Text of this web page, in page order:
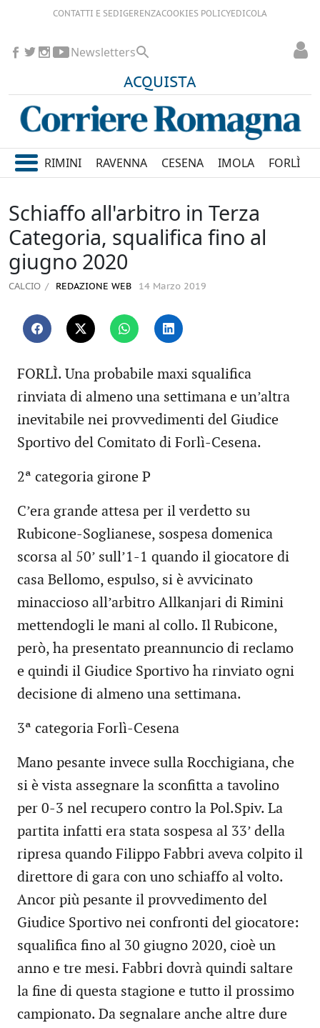
CONTATTI E SEDIGERENZACOOKIES POLICYEDICOLA
ACQUISTA
Newsletters
RIMINI RAVENNA CESENA IMOLA FORLÌ
Schiaffo all'arbitro in Terza
Categoria, squalifica fino al
giugno 2020
CALCIO REDAZIONE WEB 14 Marzo 2019
FORLÌ. Una probabile maxi squalifica
rinviata di almeno una settimana e un’altra
inevitabile nei provvedimenti del Giudice
Sportivo del Comitato di Forlì-Cesena.
2ª categoria girone P
C’era grande attesa per il verdetto su
Rubicone-Soglianese, sospesa domenica
scorsa al 50’ sull’1-1 quando il giocatore di
casa Bellomo, espulso, si è avvicinato
minaccioso all’arbitro Allkanjari di Rimini
mettendogli le mani al collo. Il Rubicone,
però, ha presentato preannuncio di reclamo
e quindi il Giudice Sportivo ha rinviato ogni
decisione di almeno una settimana.
3ª categoria Forlì-Cesena
Mano pesante invece sulla Rocchigiana, che
si è vista assegnare la sconfitta a tavolino
per 0-3 nel recupero contro la Pol.Spiv. La
partita infatti era stata sospesa al 33’ della
ripresa quando Filippo Fabbri aveva colpito il
direttore di gara con uno schiaffo al volto.
Ancor più pesante il provvedimento del
Giudice Sportivo nei confronti del giocatore:
squalifica fino al 30 giugno 2020, cioè un
anno e tre mesi. Fabbri dovrà quindi saltare
la fine di questa stagione e tutto il prossimo
campionato. Da segnalare anche altre dure